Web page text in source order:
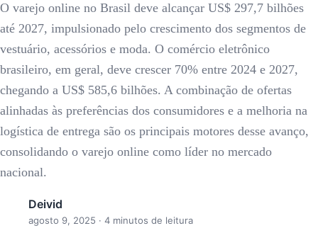
O varejo online no Brasil deve alcançar US$ 297,7 bilhões
até 2027, impulsionado pelo crescimento dos segmentos de
vestuário, acessórios e moda. O comércio eletrônico
brasileiro, em geral, deve crescer 70% entre 2024 e 2027,
chegando a US$ 585,6 bilhões. A combinação de ofertas
alinhadas às preferências dos consumidores e a melhoria na
logística de entrega são os principais motores desse avanço,
consolidando o varejo online como líder no mercado
nacional.
Deivid
agosto 9, 2025 · 4 minutos de leitura